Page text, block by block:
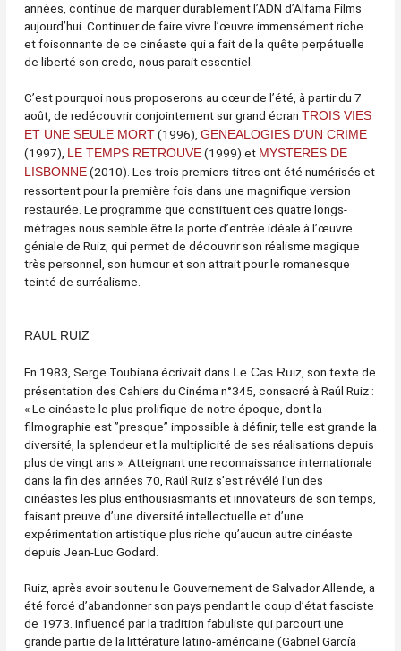
années, continue de marquer durablement l’ADN d’Alfama Films
aujourd’hui. Continuer de faire vivre l’œuvre immensément riche
et foisonnante de ce cinéaste qui a fait de la quête perpétuelle
de liberté son credo, nous parait essentiel.
C’est pourquoi nous proposerons au cœur de l’été, à partir du 7
août, de redécouvrir conjointement sur grand écran TROIS VIES
ET UNE SEULE MORT (1996), GENEALOGIES D’UN CRIME
(1997), LE TEMPS RETROUVE (1999) et MYSTERES DE
LISBONNE (2010). Les trois premiers titres ont été numérisés et
ressortent pour la première fois dans une magnifique version
restaurée . Le programme que constituent ces quatre longs-
métrages nous semble être la porte d’entrée idéale à l’œuvre
géniale de Ruiz, qui permet de découvrir son réalisme magique
très personnel, son humour et son attrait pour le romanesque
teinté de surréalisme.
RAUL RUIZ
En 1983, Serge Toubiana écrivait dans Le Cas Ruiz , son texte de
présentation des Cahiers du Cinéma n°345, consacré à Raúl Ruiz :
« Le cinéaste le plus prolifique de notre époque, dont la
filmographie est ”presque” impossible à définir, telle est grande la
diversité, la splendeur et la multiplicité de ses réalisations depuis
plus de vingt ans ». Atteignant une reconnaissance internationale
dans la fin des années 70, Raúl Ruiz s’est révélé l’un des
cinéastes les plus enthousiasmants et innovateurs de son temps,
faisant preuve d’une diversité intellectuelle et d’une
expérimentation artistique plus riche qu’aucun autre cinéaste
depuis Jean-Luc Godard.
Ruiz, après avoir soutenu le Gouvernement de Salvador Allende, a
été forcé d’abandonner son pays pendant le coup d’état fasciste
de 1973. Influencé par la tradition fabuliste qui parcourt une
grande partie de la littérature latino-américaine (Gabriel García